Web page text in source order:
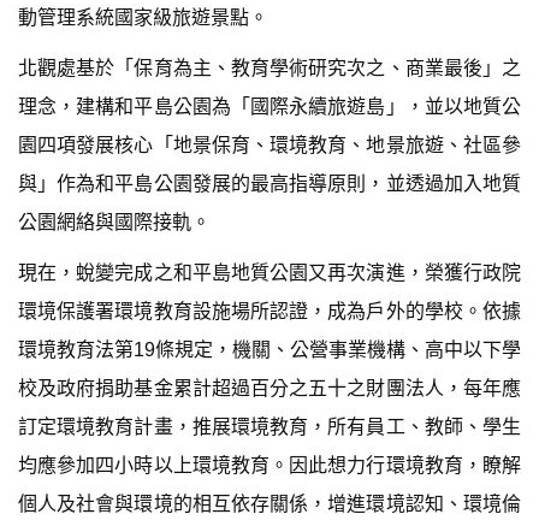
動管理系統國家級旅遊景點。
北觀處基於「保育為主、教育學術研究次之、商業最後」之
理念，建構和平島公園為「國際永續旅遊島」，並以地質公
園四項發展核心「地景保育、環境教育、地景旅遊、社區參
與」作為和平島公園發展的最高指導原則，並透過加入地質
公園網絡與國際接軌。
現在，蛻變完成之和平島地質公園又再次演進，榮獲行政院
環境保護署環境教育設施場所認證，成為戶外的學校。依據
環境教育法第19條規定，機關、公營事業機構、高中以下學
校及政府捐助基金累計超過百分之五十之財團法人，每年應
訂定環境教育計畫，推展環境教育，所有員工、教師、學生
均應參加四小時以上環境教育。因此想力行環境教育，瞭解
個人及社會與環境的相互依存關係，增進環境認知、環境倫